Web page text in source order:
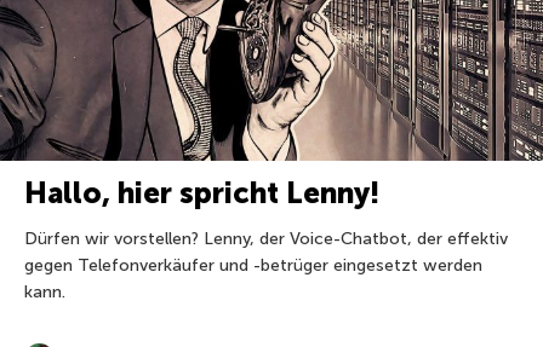
Hallo, hier spricht Lenny!
Dürfen wir vorstellen? Lenny, der Voice-Chatbot, der effektiv
gegen Telefonverkäufer und -betrüger eingesetzt werden
kann.